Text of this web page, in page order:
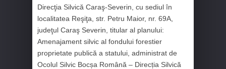
Direcţia Silvică Caraş-Severin, cu sediul în
localitatea Reşiţa, str. Petru Maior, nr. 69A,
judeţul Caraş Severin, titular al planului:
Amenajament silvic al fondului forestier
proprietate publică a statului, administrat de
Ocolul Silvic Bocșa Română – Direcția Silvică